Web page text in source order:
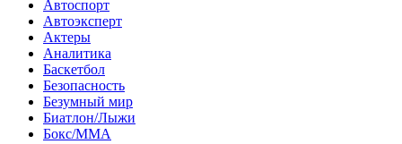
Автоспорт
Автоэксперт
Актеры
Аналитика
Баскетбол
Безопасность
Безумный мир
Биатлон/Лыжи
Бокс/MMA